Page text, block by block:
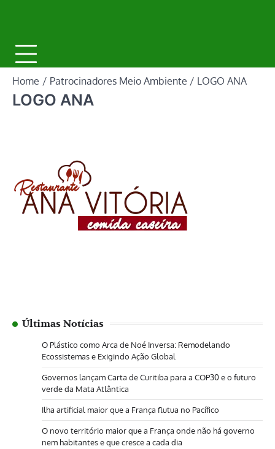
Home Patrocinadores Meio Ambiente LOGO ANA
LOGO ANA
Últimas Notícias
O Plástico como Arca de Noé Inversa: Remodelando
Ecossistemas e Exigindo Ação Global
Governos lançam Carta de Curitiba para a COP30 e o futuro
verde da Mata Atlântica
Ilha artificial maior que a França flutua no Pacífico
O novo território maior que a França onde não há governo
nem habitantes e que cresce a cada dia